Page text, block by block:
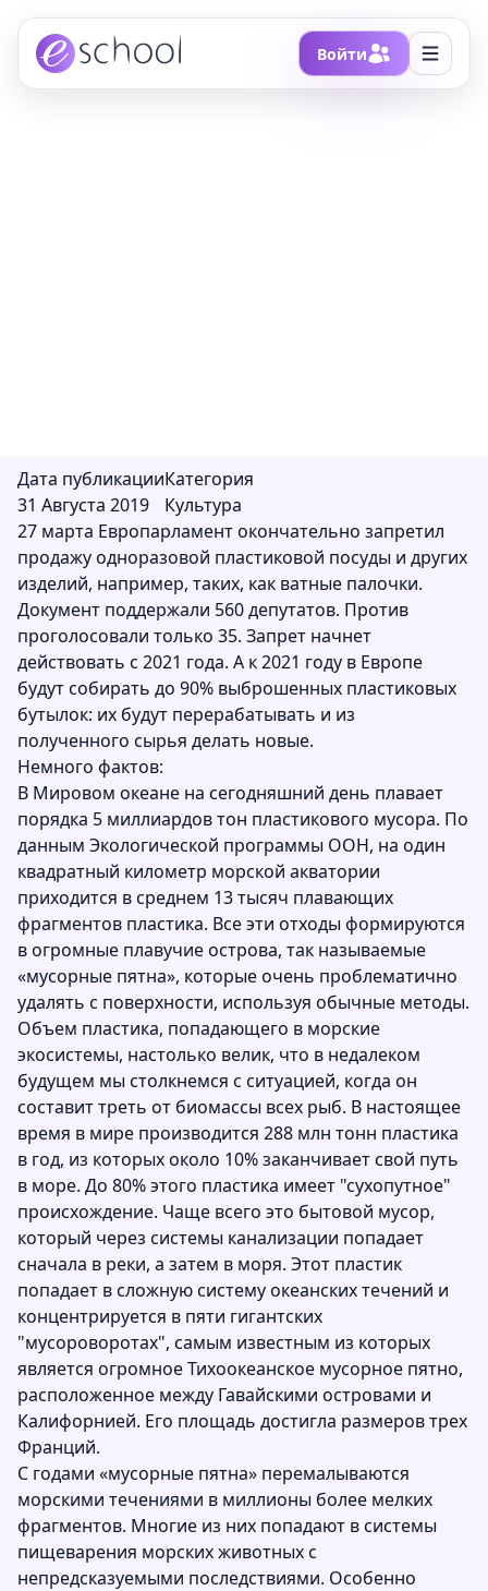
Войти
Дата публикации
31 Августа 2019
Категория
Культура
27 марта Европарламент окончательно запретил
продажу одноразовой пластиковой посуды и других
изделий, например, таких, как ватные палочки.
Документ поддержали 560 депутатов. Против
проголосовали только 35. Запрет начнет
действовать с 2021 года. А к 2021 году в Европе
будут собирать до 90% выброшенных пластиковых
бутылок: их будут перерабатывать и из
полученного сырья делать новые.
Немного фактов:
В Мировом океане на сегодняшний день плавает
порядка 5 миллиардов тон пластикового мусора. По
данным Экологической программы ООН, на один
квадратный километр морской акватории
приходится в среднем 13 тысяч плавающих
фрагментов пластика. Все эти отходы формируются
в огромные плавучие острова, так называемые
«мусорные пятна», которые очень проблематично
удалять с поверхности, используя обычные методы.
Объем пластика, попадающего в морские
экосистемы, настолько велик, что в недалеком
будущем мы столкнемся с ситуацией, когда он
составит треть от биомассы всех рыб. В настоящее
время в мире производится 288 млн тонн пластика
в год, из которых около 10% заканчивает свой путь
в море. До 80% этого пластика имеет "сухопутное"
происхождение. Чаще всего это бытовой мусор,
который через системы канализации попадает
сначала в реки, а затем в моря. Этот пластик
попадает в сложную систему океанских течений и
концентрируется в пяти гигантских
"мусороворотах", самым известным из которых
является огромное Тихоокеанское мусорное пятно,
расположенное между Гавайскими островами и
Калифорнией. Его площадь достигла размеров трех
Франций.
С годами «мусорные пятна» перемалываются
морскими течениями в миллионы более мелких
фрагментов. Многие из них попадают в системы
пищеварения морских животных с
непредсказуемыми последствиями. Особенно